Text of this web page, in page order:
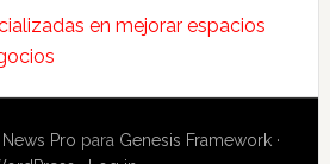
en mejorar espacios
News Pro para Genesis Framework·